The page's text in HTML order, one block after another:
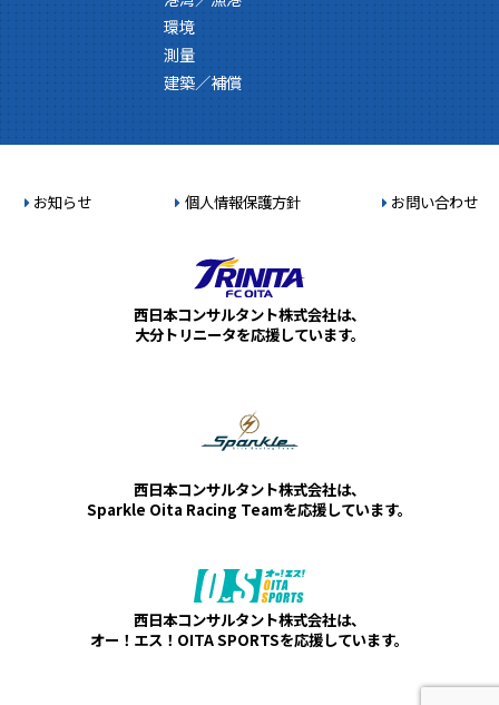
環境
測量
建築／補償
お知らせ 個人情報保護方針 お問い合わせ
西日本コンサルタント株式会社は、
大分トリニータを応援しています。
西日本コンサルタント株式会社は、
Sparkle Oita Racing Teamを応援しています。
西日本コンサルタント株式会社は、
オー！エス！OITA SPORTSを応援しています。